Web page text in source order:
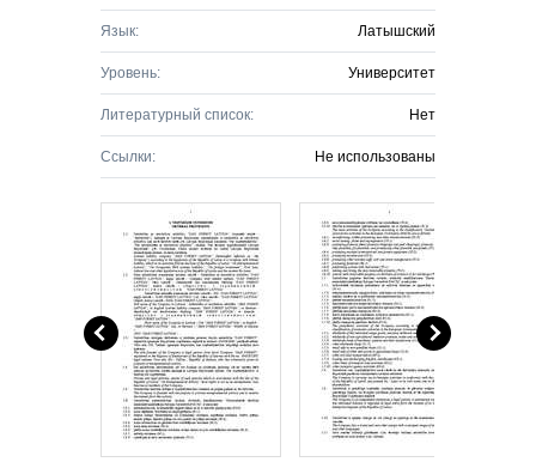
Язык: Латышский
Уровень: Университет
Литературный список: Нет
Ссылки: Не использованы